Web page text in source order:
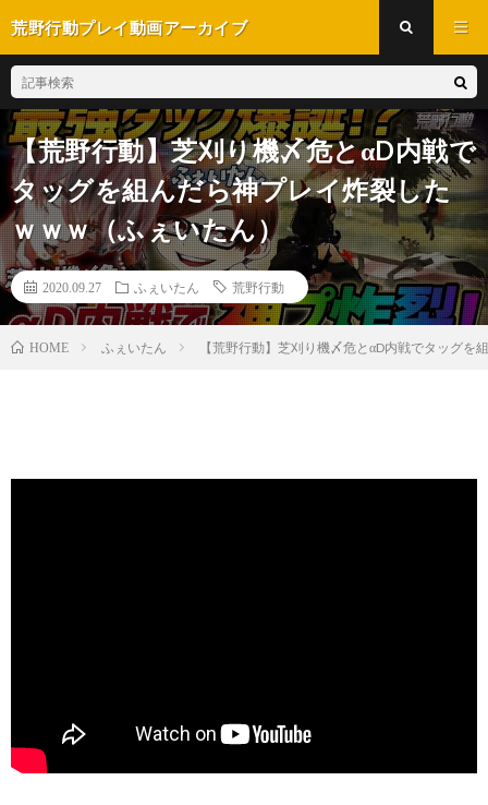
荒野行動プレイ動画アーカイブ
【荒野行動】芝刈り機〆危とαD内戦で
タッグを組んだら神プレイ炸裂した
ｗｗｗ（ふぇいたん）
2020.09.27 ふぇいたん 荒野行動
HOME ふぇいたん 【荒野行動】芝刈り機〆危とαD内戦でタッグ